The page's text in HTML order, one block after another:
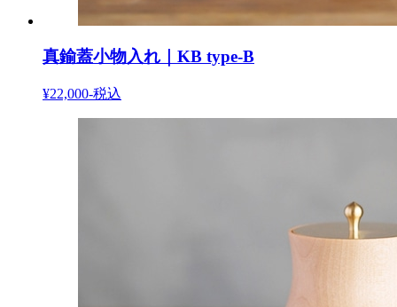
真鍮蓋小物入れ｜KB type-B
¥22,000-税込